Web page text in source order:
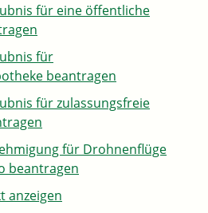
für eine öffentliche
für
beantragen
für zulassungsfreie
für Drohnenflüge
beantragen
anzeigen